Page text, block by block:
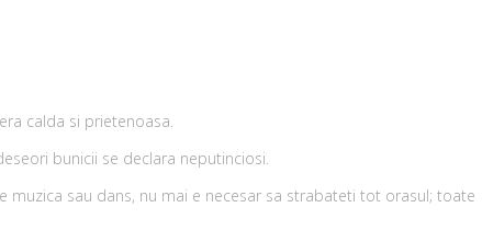
calda si prietenoasa.
bunicii se declara neputinciosi.
sau dans, nu mai e necesar sa strabateti tot orasul; toate